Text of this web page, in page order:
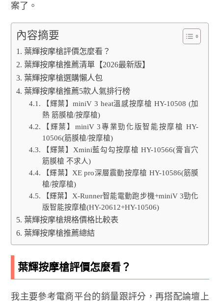
案了。
內容摘要
葉輝按摩槍評價怎麼看？
葉輝按摩槍推薦清單【2026最新版】
葉輝按摩槍選購懶人包
葉輝按摩槍推薦5款人氣排行榜
【輝葉】miniV 3 heat溫感按摩槍 HY-10508 (加
熱 筋膜槍/按摩槍)
【輝葉】miniV 3專業勁化版智能按摩槍 HY-
10506(筋膜槍/按摩槍)
【輝葉】Xmini藍勾勾按摩槍 HY-10566(膏盲穴
筋膜槍 不求人)
【輝葉】XE pro深層震動按摩槍 HY-10586(筋膜
槍/按摩槍)
【輝葉】X-Runner智能電動跑步機+miniV 3勁化
版智能按摩槍(HY-20612+HY-10506)
葉輝按摩槍規格價格比較表
葉輝按摩槍推薦總結
葉輝按摩槍評價怎麼看？
我主要參考電商平台的銷量跟評分，再搭配論壇上